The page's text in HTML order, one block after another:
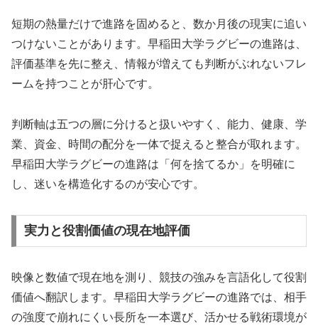
短期の熱量だけで進路を固めると、数か月後の現実に追い
つけないことがあります。早稲田大学ラグビーの進路は、
評価基準を先に整え、情報が増えても判断がぶれないフレ
ームを持つことが肝心です。
判断軸は五つの層に分けると扱いやすく、能力、健康、学
業、資金、時間の配分を一体で捉えると整合が取れます。
早稲田大学ラグビーの進路は「何を捨てるか」を明確に
し、迷いを構造化するのが安心です。
実力と役割価値の現在地評価
映像と数値で現在地を測り、競技の強みを言語化して役割
価値へ翻訳します。早稲田大学ラグビーの進路では、相手
の強度で崩れにくい長所を一本選び、活かせる戦術環境が